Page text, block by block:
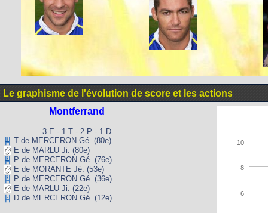
Le graphisme de l'évolution de score et les actions
Montferrand
3 E - 1 T - 2 P - 1 D
T de MERCERON Gé. (80e)
E de MARLU Ji. (80e)
P de MERCERON Gé. (76e)
E de MORANTE Jé. (53e)
P de MERCERON Gé. (36e)
E de MARLU Ji. (22e)
D de MERCERON Gé. (12e)
6
8
10